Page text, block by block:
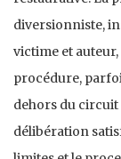
diversionniste,
victime et
procédure,
dehors du circuit
délibération